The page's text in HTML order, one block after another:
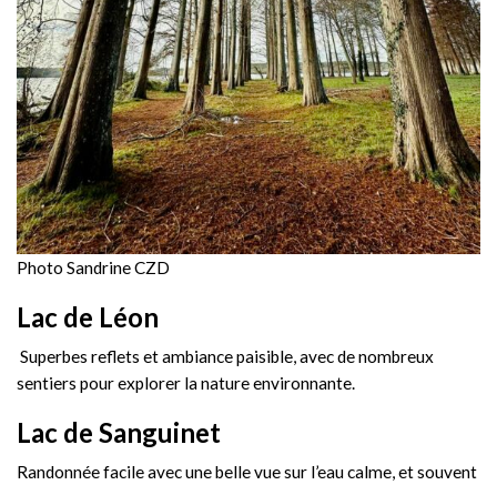
Photo Sandrine CZD
Lac de Léon
Superbes reflets et ambiance paisible, avec de nombreux
sentiers pour explorer la nature environnante.
Lac de Sanguinet
Randonnée facile avec une belle vue sur l’eau calme, et souvent